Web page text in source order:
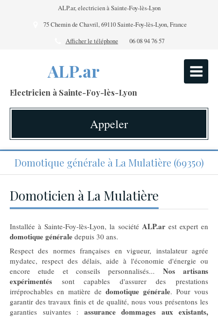
ALP.ar, electricien à Sainte-Foy-lès-Lyon
75 Chemin de Chavril, 69110 Sainte-Foy-lès-Lyon, France
Afficher le téléphone
06 08 94 76 57
ALP.ar
Electricien à Sainte-Foy-lès-Lyon
Appeler
Domotique générale à La Mulatière (69350)
Domoticien à La Mulatière
Installée à Sainte-Foy-lès-Lyon, la société ALP.arest expert en
domotique générale depuis 30 ans.
Respect des normes françaises en vigueur, instalateur agrée
mydatec, respect des délais, aide à l'économie d'énergie ou
encore etude et conseils personnalisés... Nos artisans
expérimentés sont capables d'assurer des prestations
irréprochables en matière de domotique générale. Pour vous
garantir des travaux finis et de qualité, nous vous présentons les
garanties suivantes : assurance dommages aux existants,